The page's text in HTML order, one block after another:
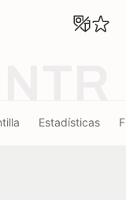
Estadísticas